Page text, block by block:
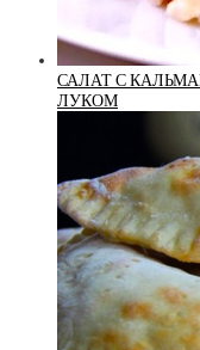
САЛАТ С
ЛУКОМ